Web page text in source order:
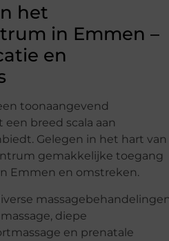
het
in Emmen –
en
toonaangevend
breed scala aan
Gelegen in het hart van
gemakkelijke toegang
Emmen en omstreken.
diepe
en prenatale